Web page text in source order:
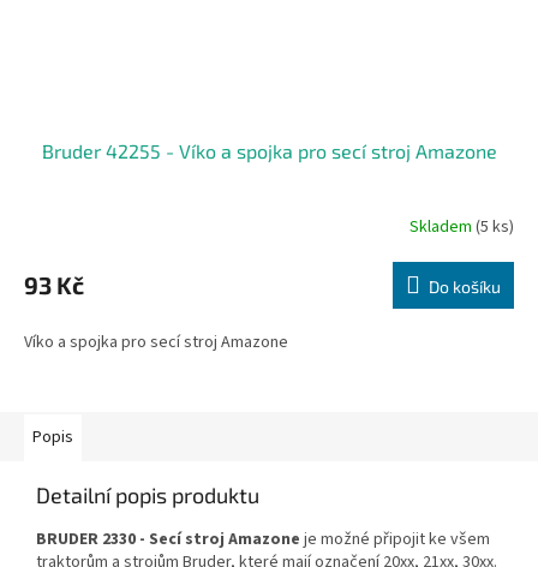
Bruder 42255 - Víko a spojka pro secí stroj Amazone
Skladem (5 ks)
93 Kč Do košíku
Víko a spojka pro secí stroj Amazone
Popis
Detailní popis produktu
BRUDER 2330 - Secí stroj Amazone je možné připojit ke všem